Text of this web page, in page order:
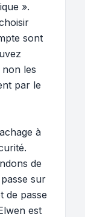
».
sont
les
par le
à
de
sur
de passe
est